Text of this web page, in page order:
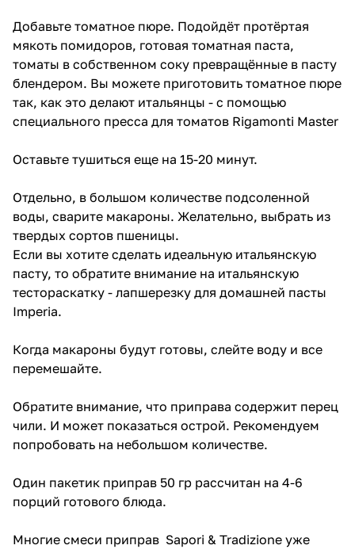
Добавьте томатное пюре. Подойдёт протёртая
мякоть помидоров, готовая томатная паста,
томаты в собственном соку превращённые в пасту
блендером. Вы можете приготовить томатное пюре
так, как это делают итальянцы - с помощью
специального пресса для томатов Rigamonti Master
Оставьте тушиться еще на 15-20 минут.
Отдельно, в большом количестве подсоленной
воды, cварите макароны. Желательно, выбрать из
твердых сортов пшеницы.
Если вы хотите сделать идеальную итальянскую
пасту, то обратите внимание на итальянскую
тестораскатку - лапшерезку для домашней пасты
Imperia.
Когда макароны будут готовы, слейте воду и все
перемешайте.
Обратите внимание, что приправа содержит перец
чили. И может показаться острой. Рекомендуем
попробовать на небольшом количестве.
Один пакетик приправ 50 гр рассчитан на 4-6
порций готового блюда.
Многие смеси приправ Sapori & Tradizione уже